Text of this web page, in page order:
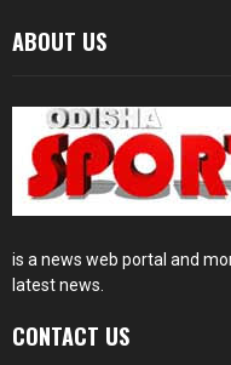
ABOUT US
is a news web portal and
latest news.
CONTACT US